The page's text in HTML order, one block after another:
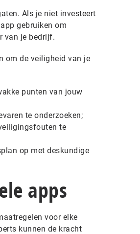
Als je niet investeert
gebruiken om
van je bedrijf.
om de veiligheid van je
punten van jouw
te onderzoeken;
te
op met deskundige
apps
voor elke
kunnen de kracht